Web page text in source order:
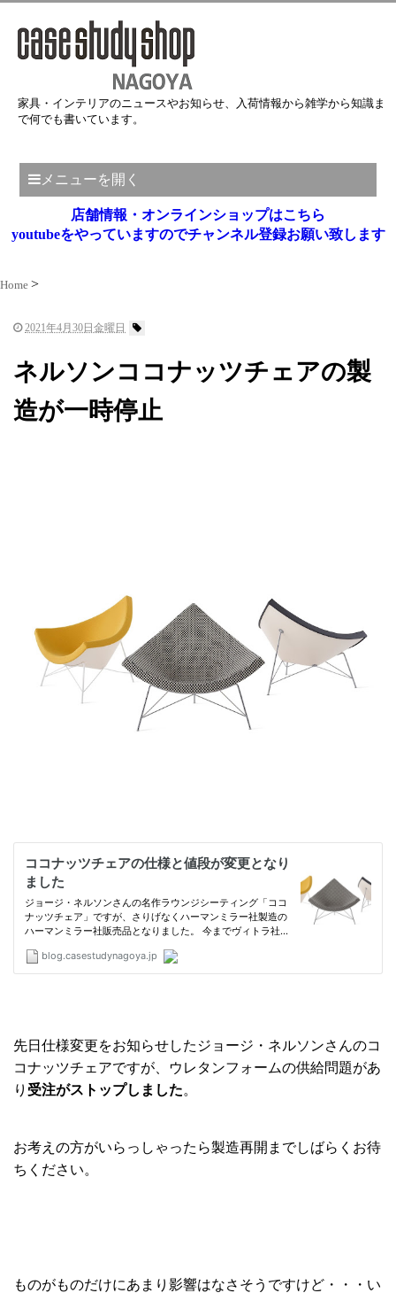
家具・インテリアのニュースやお知らせ、入荷情報から雑学から知識ま
で何でも書いています。
メニューを開く
店舗情報・オンラインショップはこちら
youtubeをやっていますのでチャンネル登録お願い致します
Home
2021年4月30日金曜日
ネルソンココナッツチェアの製
造が一時停止
先日仕様変更をお知らせしたジョージ・ネルソンさんのコ
コナッツチェアですが、ウレタンフォームの供給問題があ
り 受注がストップしました。
お考えの方がいらっしゃったら製造再開までしばらくお待
ちください。
ものがものだけにあまり影響はなさそうですけど・・・い